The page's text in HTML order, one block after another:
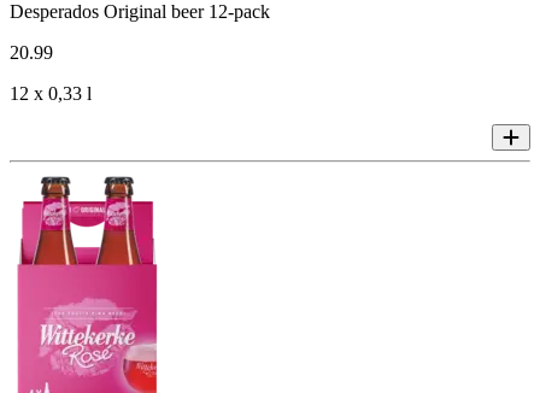
Desperados Original beer 12-pack
20.99
12 x 0,33 l